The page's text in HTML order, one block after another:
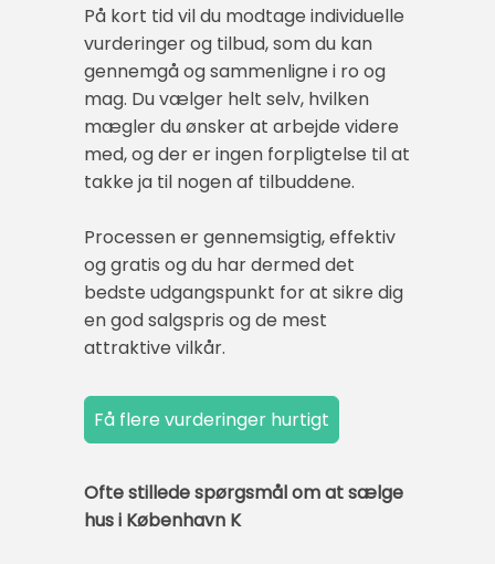
På kort tid vil du modtage individuelle
vurderinger og tilbud, som du kan
gennemgå og sammenligne i ro og
mag. Du vælger helt selv, hvilken
mægler du ønsker at arbejde videre
med, og der er ingen forpligtelse til at
takke ja til nogen af tilbuddene.
Processen er gennemsigtig, effektiv
og gratis og du har dermed det
bedste udgangspunkt for at sikre dig
en god salgspris og de mest
attraktive vilkår.
Ofte stillede spørgsmål om at sælge
hus i København K